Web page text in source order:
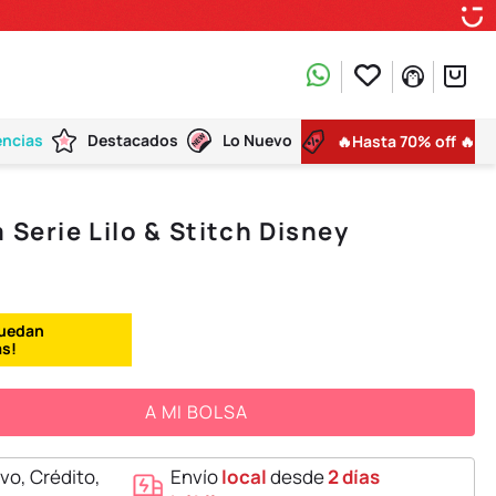
Destacados Lo Nuevo 🔥Hasta 70% off 🔥
Serie Lilo & Stitch Disney
A MI BOLSA
Crédito,
Envíolocaldesde2 días